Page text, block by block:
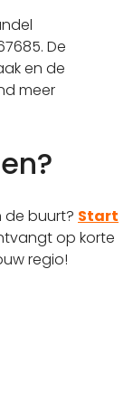
De
en de
meer
de buurt? Start
op korte
regio!